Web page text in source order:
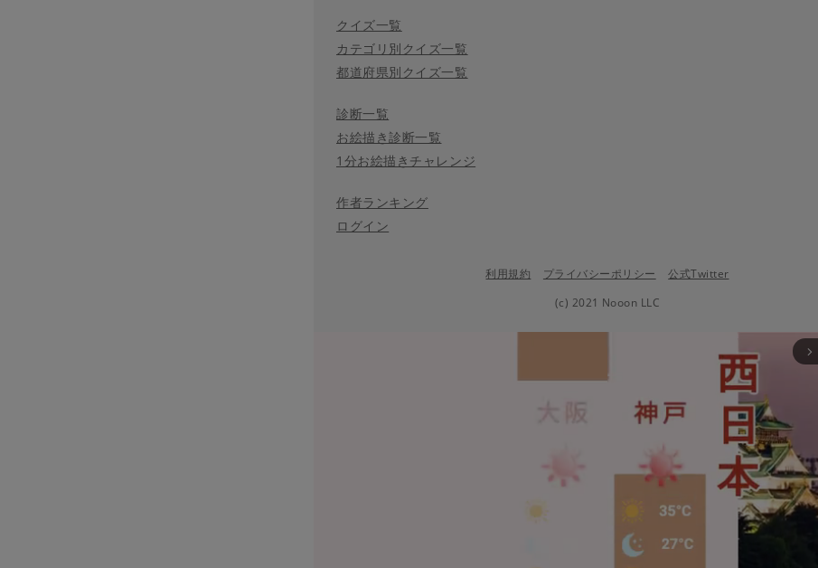
クイズ一覧
カテゴリ別クイズ一覧
都道府県別クイズ一覧
診断一覧
お絵描き診断一覧
1分お絵描きチャレンジ
作者ランキング
ログイン
利用規約 プライバシーポリシー
公式Twitter
(c) 2021 Nooon LLC
arrow_forward_ios